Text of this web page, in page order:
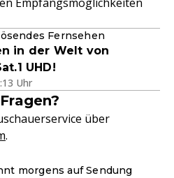
Fernsehen
in der Welt von
UHD!
Uhr
über
.
morgens auf Sendung